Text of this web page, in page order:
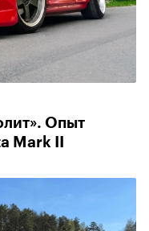
Опыт
Mark II